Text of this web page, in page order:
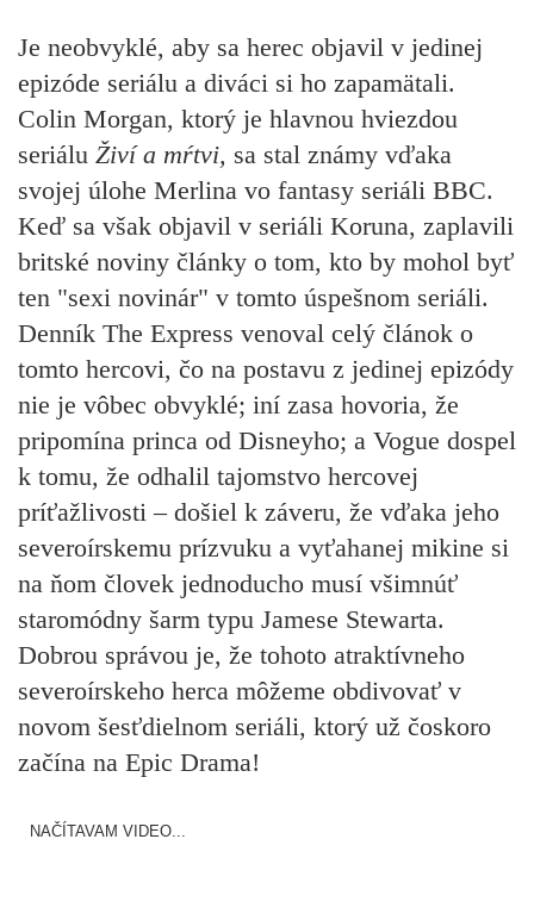
Je neobvyklé, aby sa herec objavil v jedinej
epizóde seriálu a diváci si ho zapamätali.
Colin Morgan, ktorý je hlavnou hviezdou
seriálu Živí a mŕtvi, sa stal známy vďaka
svojej úlohe Merlina vo fantasy seriáli BBC.
Keď sa však objavil v seriáli Koruna, zaplavili
britské noviny články o tom, kto by mohol byť
ten "sexi novinár" v tomto úspešnom seriáli.
Denník The Express venoval celý článok o
tomto hercovi, čo na postavu z jedinej epizódy
nie je vôbec obvyklé; iní zasa hovoria, že
pripomína princa od Disneyho; a Vogue dospel
k tomu, že odhalil tajomstvo hercovej
príťažlivosti – došiel k záveru, že vďaka jeho
severoírskemu prízvuku a vyťahanej mikine si
na ňom človek jednoducho musí všimnúť
staromódny šarm typu Jamese Stewarta.
Dobrou správou je, že tohoto atraktívneho
severoírskeho herca môžeme obdivovať v
novom šesťdielnom seriáli, ktorý už čoskoro
začína na Epic Drama!
NAČÍTAVAM VIDEO...